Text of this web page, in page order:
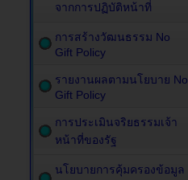
จากการปฏิบัติหน้าที่
การสร้างวัฒนธรรม No
Gift Policy
รายงานผลตามนโยบาย No
Gift Policy
การประเมินจริยธรรมเจ้า
หน้าที่ของรัฐ
นโยบายการคุ้มครองข้อมูล